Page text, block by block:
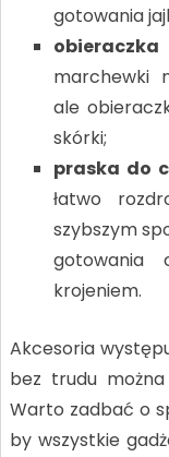
gotowania
marchewki
ale
skórki;
praska do
łatwo
szybszym
gotowania
krojeniem.
Akcesoria
bez trudu
Warto zadbać o
by wszystkie